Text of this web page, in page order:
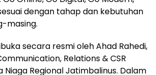
dengan tahap dan kebutuhan
masing.
secara resmi oleh Ahad Rahedi,
Relations & CSR
Niaga Regional Jatimbalinus. Dalam